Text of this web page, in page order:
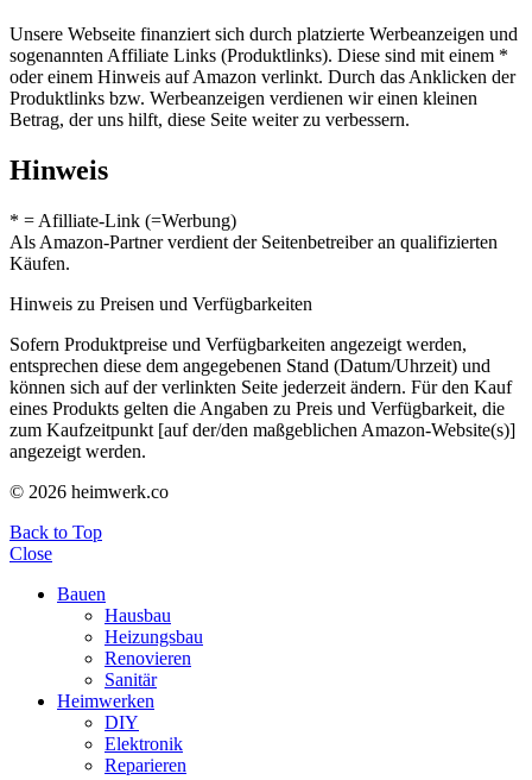
Unsere Webseite finanziert sich durch platzierte Werbeanzeigen und
sogenannten Affiliate Links (Produktlinks). Diese sind mit einem *
oder einem Hinweis auf Amazon verlinkt. Durch das Anklicken der
Produktlinks bzw. Werbeanzeigen verdienen wir einen kleinen
Betrag, der uns hilft, diese Seite weiter zu verbessern.
Hinweis
* = Afilliate-Link (=Werbung)
Als Amazon-Partner verdient der Seitenbetreiber an qualifizierten
Käufen.
Hinweis zu Preisen und Verfügbarkeiten
Sofern Produktpreise und Verfügbarkeiten angezeigt werden,
entsprechen diese dem angegebenen Stand (Datum/Uhrzeit) und
können sich auf der verlinkten Seite jederzeit ändern. Für den Kauf
eines Produkts gelten die Angaben zu Preis und Verfügbarkeit, die
zum Kaufzeitpunkt [auf der/den maßgeblichen Amazon-Website(s)]
angezeigt werden.
© 2026 heimwerk.co
Back to Top
Close
Bauen
Hausbau
Heizungsbau
Renovieren
Sanitär
Heimwerken
DIY
Elektronik
Reparieren